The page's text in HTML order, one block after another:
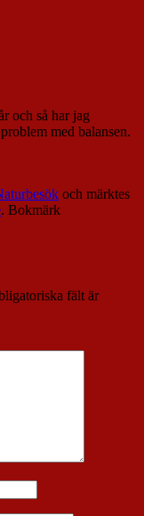
och så har jag
med balansen.
och märktes
. Bokmärk
fält är